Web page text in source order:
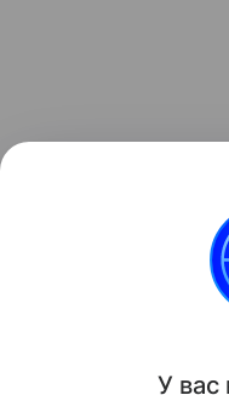
на видео мощный
У вас